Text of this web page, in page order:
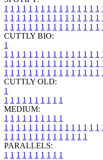
1 1 1 1 1 1 1 1 1 1 1 1 1 1 1 1
1 1 1 1 1 1 1 1 1 1 1 1 1 1 1 1
1 1 1 1 1 1 1 1 1 1 1 1 1 1 1 1
CUTTLY BIO:
1
1 1 1 1 1 1 1 1 1 1 1 1 1 1 1 1
1 1 1 1 1 1 1 1 1 1 1 1 1 1 1 1
1 1 1 1 1 1 1 1 1 1 1 1 1 1 1 1
CUTTLY OLD:
1
1 1 1 1 1 1 1 1 1 1
MEDIUM:
1 1 1 1 1 1 1 1 1 1
1 1 1 1 1 1 1 1 1 1 1 1 1 1 1 1
1 1 1 1 1 1 1 1 1 1 1 1 1 1
PARALLELS:
1 1 1 1 1 1 1 1 1 1